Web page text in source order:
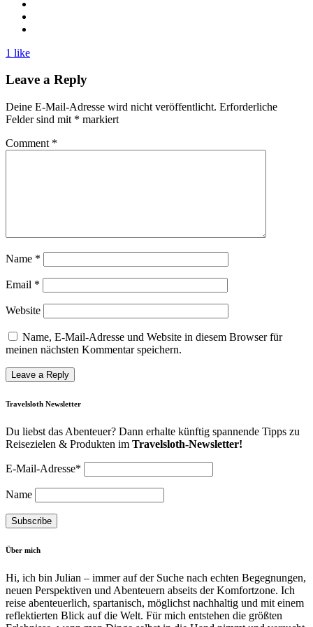
1 like
Leave a Reply
Deine E-Mail-Adresse wird nicht veröffentlicht. Erforderliche
Felder sind mit * markiert
Comment *
Name *
Email *
Website
Name, E-Mail-Adresse und Website in diesem Browser für
meinen nächsten Kommentar speichern.
Travelsloth Newsletter
Du liebst das Abenteuer? Dann erhalte künftig spannende Tipps zu
Reisezielen & Produkten im Travelsloth-Newsletter!
E-Mail-Adresse*
Name
Über mich
Hi, ich bin Julian – immer auf der Suche nach echten Begegnungen,
neuen Perspektiven und Abenteuern abseits der Komfortzone. Ich
reise abenteuerlich, spartanisch, möglichst nachhaltig und mit einem
reflektierten Blick auf die Welt. Für mich entstehen die größten